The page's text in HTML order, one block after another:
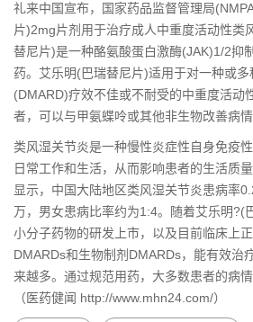
礼来中国宣布，国家药品监督管理局
片)2mg片剂用于治疗成人中重度活动性类
替尼片)是一种酪氨酸蛋白激酶(JAK)1/2抑
药。艾乐明(巴瑞替尼片)适用于对一种或
(DMARD)疗效不佳或不耐受的中重度活动
者，可以与甲氨蝶呤或其他非生物改善病情
类风湿关节炎是一种慢性炎症性自身免疫
日常工作和生活，从而影响患者的生活质
显示，中国大陆地区类风湿关节炎患病率
万，男女患病比率约为1:4。随着艾乐明?(
小分子药物的研发上市，以及目前临床上
DMARDs和生物制剂DMARDs，能有效治
来越多。通过规范用药，大多数患者的病
（医药健闻 http://www.mhn24.com/）